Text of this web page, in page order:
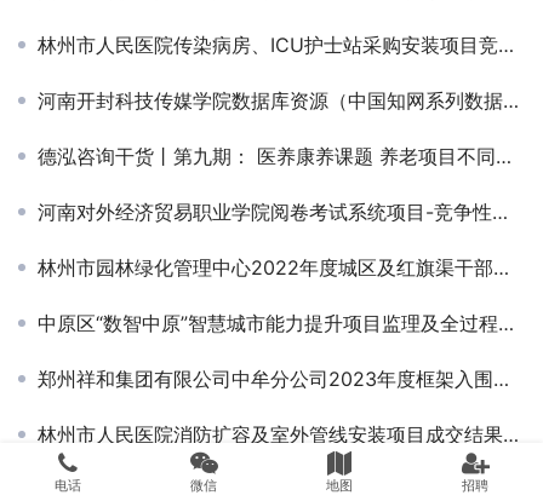
林州市人民医院传染病房、ICU护士站采购安装项目竞争性磋商公告
河南开封科技传媒学院数据库资源（中国知网系列数据库）采购项目成交公告
德泓咨询干货丨第九期： 医养康养课题 养老项目不同土地类型的开发途径分析
河南对外经济贸易职业学院阅卷考试系统项目-竞争性磋商公告
林州市园林绿化管理中心2022年度城区及红旗渠干部学院绿化苗木采购项目竞争性谈判公告
中原区“数智中原”智慧城市能力提升项目监理及全过程造价咨询服务项目第二标段中标候选人公示
郑州祥和集团有限公司中牟分公司2023年度框架入围项目结果公示￼
林州市人民医院消防扩容及室外管线安装项目成交结果公告
电话 微信 地图 招聘